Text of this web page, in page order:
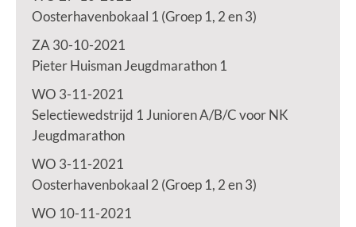
Oosterhavenbokaal 1 (Groep 1, 2 en 3)
ZA 30-10-2021
Pieter Huisman Jeugdmarathon 1
WO 3-11-2021
Selectiewedstrijd 1 Junioren A/B/C voor NK
Jeugdmarathon
WO 3-11-2021
Oosterhavenbokaal 2 (Groep 1, 2 en 3)
WO 10-11-2021